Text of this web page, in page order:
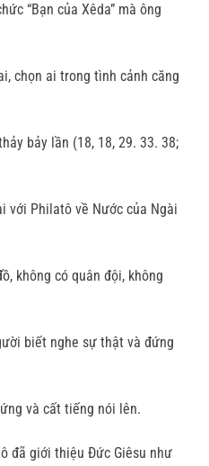
“Bạn của Xêda” mà ông
chọn ai trong tình cảnh căng
bảy lần (18, 18, 29. 33. 38;
với Philatô về Nước của Ngài
không có quân đội, không
biết nghe sự thật và đứng
và cất tiếng nói lên.
đã giới thiệu Đức Giêsu như